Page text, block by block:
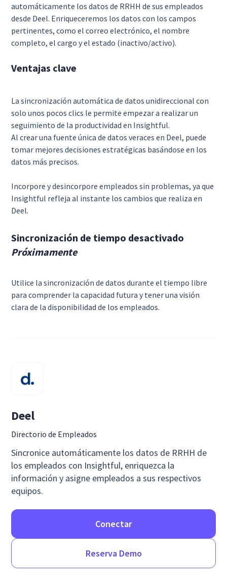
automáticamente los datos de RRHH de sus empleados
desde Deel. Enriqueceremos los datos con los campos
pertinentes, como el correo electrónico, el nombre
completo, el cargo y el estado (inactivo/activo).
Ventajas clave
La sincronización automática de datos unidireccional con
solo unos pocos clics le permite empezar a realizar un
seguimiento de la productividad en Insightful.
Al crear una fuente única de datos veraces en Deel, puede
tomar mejores decisiones estratégicas basándose en los
datos más precisos.
Incorpore y desincorpore empleados sin problemas, ya que
Insightful refleja al instante los cambios que realiza en
Deel.
Sincronización de tiempo desactivado
Próximamente
Utilice la sincronización de datos durante el tiempo libre
para comprender la capacidad futura y tener una visión
clara de la disponibilidad de los empleados.
Deel
Directorio de Empleados
Sincronice automáticamente los datos de RRHH de
los empleados con Insightful, enriquezca la
información y asigne empleados a sus respectivos
equipos.
Conectar
Reserva Demo